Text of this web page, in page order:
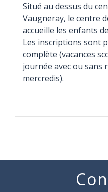
Situé au dessus du
Vaugneray, le centre
accueille les enfants
Les inscriptions sont
complète (vacances
journée avec ou sans
mercredis).